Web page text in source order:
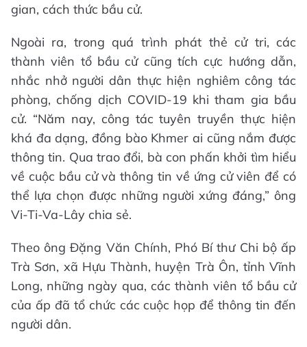
gian, cách thức bầu cử.
Ngoài ra, trong quá trình phát thẻ cử tri, các
thành viên tổ bầu cử cũng tích cực hướng dẫn,
nhắc nhở người dân thực hiện nghiêm công tác
phòng, chống dịch COVID-19 khi tham gia bầu
cử. “Năm nay, công tác tuyên truyền thực hiện
khá đa dạng, đồng bào Khmer ai cũng nắm được
thông tin. Qua trao đổi, bà con phấn khởi tìm hiểu
về cuộc bầu cử và thông tin về ứng cử viên để có
thể lựa chọn được những người xứng đáng,” ông
Vi-Ti-Va-Lây chia sẻ.
Theo ông Đặng Văn Chính, Phó Bí thư Chi bộ ấp
Trà Sơn, xã Hựu Thành, huyện Trà Ôn, tỉnh Vĩnh
Long, những ngày qua, các thành viên tổ bầu cử
của ấp đã tổ chức các cuộc họp để thông tin đến
người dân.